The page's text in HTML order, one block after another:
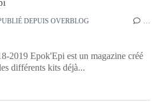
DEPUIS OVERBLOG …
2019 Epok'Epi est un magazine créé
différents kits déjà...